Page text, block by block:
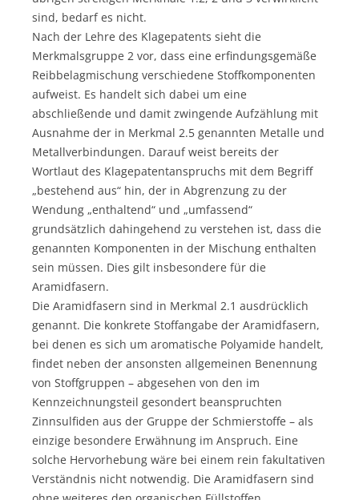
sind, bedarf es nicht.
Nach der Lehre des Klagepatents sieht die
Merkmalsgruppe 2 vor, dass eine erfindungsgemäße
Reibbelagmischung verschiedene Stoffkomponenten
aufweist. Es handelt sich dabei um eine
abschließende und damit zwingende Aufzählung mit
Ausnahme der in Merkmal 2.5 genannten Metalle und
Metallverbindungen. Darauf weist bereits der
Wortlaut des Klagepatentanspruchs mit dem Begriff
„bestehend aus“ hin, der in Abgrenzung zu der
Wendung „enthaltend“ und „umfassend“
grundsätzlich dahingehend zu verstehen ist, dass die
genannten Komponenten in der Mischung enthalten
sein müssen. Dies gilt insbesondere für die
Aramidfasern.
Die Aramidfasern sind in Merkmal 2.1 ausdrücklich
genannt. Die konkrete Stoffangabe der Aramidfasern,
bei denen es sich um aromatische Polyamide handelt,
findet neben der ansonsten allgemeinen Benennung
von Stoffgruppen – abgesehen von den im
Kennzeichnungsteil gesondert beanspruchten
Zinnsulfiden aus der Gruppe der Schmierstoffe – als
einzige besondere Erwähnung im Anspruch. Eine
solche Hervorhebung wäre bei einem rein fakultativen
Verständnis nicht notwendig. Die Aramidfasern sind